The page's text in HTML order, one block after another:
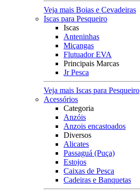
Veja mais Boias e Cevadeiras
Iscas para Pesqueiro
Iscas
Anteninhas
Miçangas
Flutuador EVA
Principais Marcas
Jr Pesca
Veja mais Iscas para Pesqueiro
Acessórios
Categoria
Anzóis
Anzois encastoados
Diversos
Alicates
Passaguá (Puça)
Estojos
Caixas de Pesca
Cadeiras e Banquetas